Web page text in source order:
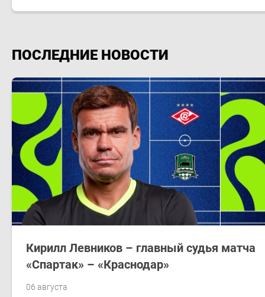
ПОСЛЕДНИЕ НОВОСТИ
06 августа
Кирилл Левников – главный судья матча
«Спартак» – «Краснодар»